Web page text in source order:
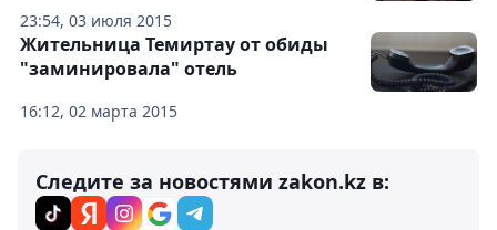
23:54, 03 июля 2015
16:12, 02 марта 2015
Жительница Темиртау от обиды
"заминировала" отель
Следите за новостями zakon.kz в: